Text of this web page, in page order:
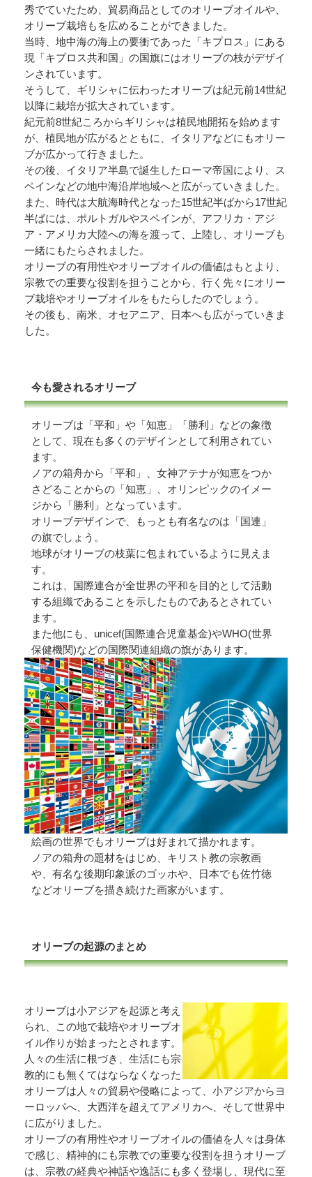
秀でていたため、貿易商品としてのオリーブオイルや、
オリーブ栽培もを広めることができました。
当時、地中海の海上の要衝であった「キプロス」にある
現「キプロス共和国」の国旗にはオリーブの枝がデザイ
ンされています。
そうして、ギリシャに伝わったオリーブは紀元前14世紀
以降に栽培が拡大されています。
紀元前8世紀ころからギリシャは植民地開拓を始めます
が、植民地が広がるとともに、イタリアなどにもオリー
ブが広かって行きました。
その後、イタリア半島で誕生したローマ帝国により、ス
ペインなどの地中海沿岸地域へと広がっていきました。
また、時代は大航海時代となった15世紀半ばから17世紀
半ばには、ポルトガルやスペインが、アフリカ・アジ
ア・アメリカ大陸への海を渡って、上陸し、オリーブも
一緒にもたらされました。
オリーブの有用性やオリーブオイルの価値はもとより、
宗教での重要な役割を担うことから、行く先々にオリー
ブ栽培やオリーブオイルをもたらしたのでしょう。
その後も、南米、オセアニア、日本へも広がっていきま
した。
今も愛されるオリーブ
オリーブは「平和」や「知恵」「勝利」などの象徴
として、現在も多くのデザインとして利用されてい
ます。
ノアの箱舟から「平和」、女神アテナが知恵をつか
さどることからの「知恵」、オリンピックのイメー
ジから「勝利」となっています。
オリーブデザインで、もっとも有名なのは「国連」
の旗でしょう。
地球がオリーブの枝葉に包まれているように見えま
す。
これは、国際連合が全世界の平和を目的として活動
する組織であることを示したものであるとされてい
ます。
また他にも、unicef(国際連合児童基金)やWHO(世界
保健機関)などの国際関連組織の旗があります。
絵画の世界でもオリーブは好まれて描かれます。
ノアの箱舟の題材をはじめ、キリスト教の宗教画
や、有名な後期印象派のゴッホや、日本でも佐竹徳
などオリーブを描き続けた画家がいます。
オリーブの起源のまとめ
オリーブは小アジアを起源と考え
られ、この地で栽培やオリーブオ
イル作りが始まったとされます。
人々の生活に根づき、生活にも宗
教的にも無くてはならなくなった
オリーブは人々の貿易や侵略によって、小アジアからヨ
ーロッパへ、大西洋を超えてアメリカへ、そして世界中
に広がりました。
オリーブの有用性やオリーブオイルの価値を人々は身体
で感じ、精神的にも宗教での重要な役割を担うオリーブ
は、宗教の経典や神話や逸話にも多く登場し、現代に至